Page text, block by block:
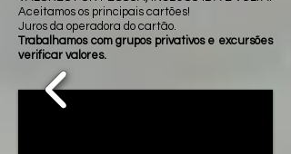
Aceitamos os principais cartões!
Juros da operadora do cartão.
Trabalhamos com grupos privativos e excursões
verificar valores.